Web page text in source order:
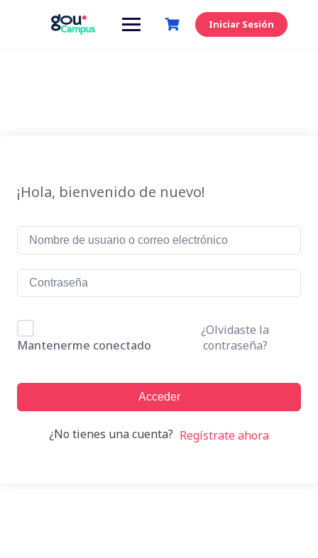
Iniciar Sesión
¡Hola, bienvenido de nuevo!
Mantenerme conectado
¿Olvidaste la
contraseña?
Acceder
¿No tienes una cuenta? Regístrate ahora